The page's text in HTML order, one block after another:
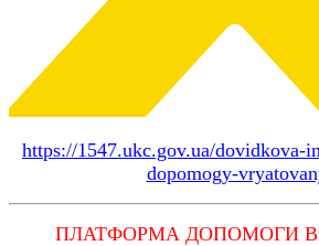
https://1547.ukc.gov.ua/dovidkova-
dopomogy-
ПЛАТФОРМА ДОПОМОГИ